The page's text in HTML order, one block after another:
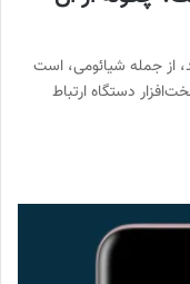
جمله شیائومی، است
دستگاه ارتباط